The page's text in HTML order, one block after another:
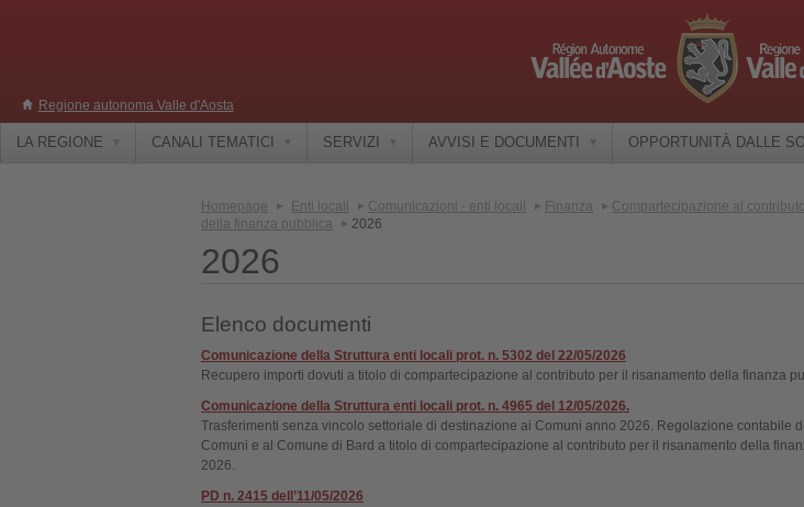
Regione autonoma Valle d'Aosta
LA REGIONE CANALI TEMATICI SERVIZI AVVISI E DOCUMENTI OPPORTUNITÀ DALLE
Homepage Enti locali Comunicazioni - enti locali Finanza
Compartecipazione al
della finanza pubblica
2026
2026
Elenco documenti
Comunicazione della Struttura enti locali prot. n. 5302 del 22/05/2026
Recupero importi dovuti a titolo di compartecipazione al contributo per il risanamento della finanza
Comunicazione della Struttura enti locali prot. n. 4965 del 12/05/2026.
Trasferimenti senza vincolo settoriale di destinazione ai Comuni anno 2026. Regolazione contabile
Comuni e al Comune di Bard a titolo di compartecipazione al contributo per il risanamento della
2026.
PD n. 2415 dell’11/05/2026